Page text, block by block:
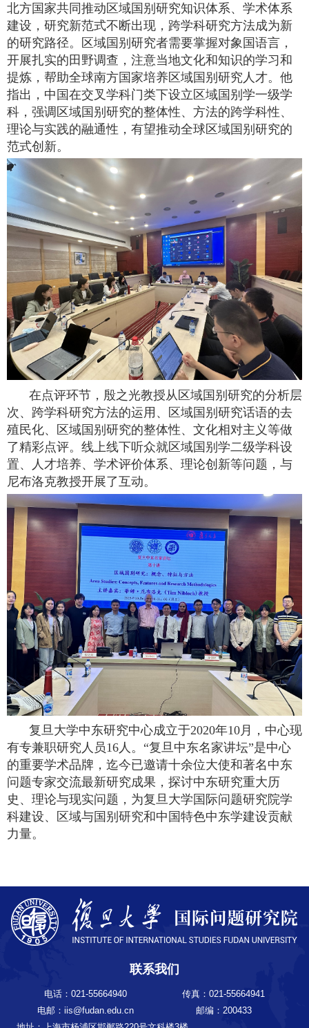
北方国家共同推动区域国别研究知识体系、学术体系
建设，研究新范式不断出现，跨学科研究方法成为新
的研究路径。区域国别研究者需要掌握对象国语言，
开展扎实的田野调查，注意当地文化和知识的学习和
提炼，帮助全球南方国家培养区域国别研究人才。他
指出，中国在交叉学科门类下设立区域国别学一级学
科，强调区域国别研究的整体性、方法的跨学科性、
理论与实践的融通性，有望推动全球区域国别研究的
范式创新。
在点评环节，殷之光教授从区域国别研究的分析层
次、跨学科研究方法的运用、区域国别研究话语的去
殖民化、区域国别研究的整体性、文化相对主义等做
了精彩点评。线上线下听众就区域国别学二级学科设
置、人才培养、学术评价体系、理论创新等问题，与
尼布洛克教授开展了互动。
复旦大学中东研究中心成立于2020年10月，中心现
有专兼职研究人员16人。“复旦中东名家讲坛”是中心
的重要学术品牌，迄今已邀请十余位大使和著名中东
问题专家交流最新研究成果，探讨中东研究重大历
史、理论与现实问题，为复旦大学国际问题研究院学
科建设、区域与国别研究和中国特色中东学建设贡献
力量。
联系我们
电话：021-55664940
传真：021-55664941
电邮：iis@fudan.edu.cn
邮编：200433